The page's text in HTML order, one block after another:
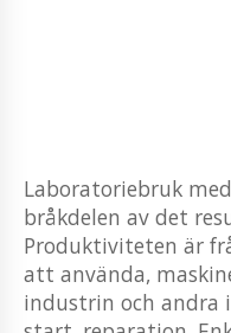
Laboratoriebruk
bråkdelen av det
Produktiviteten är
att använda,
industrin och